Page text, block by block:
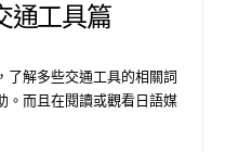
通工具篇
了解多些交通工具的相關詞
。而且在閱讀或觀看日語媒